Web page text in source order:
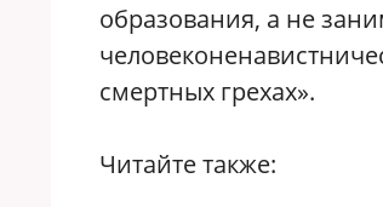
образования, а не
смертных грехах».
Читайте также: